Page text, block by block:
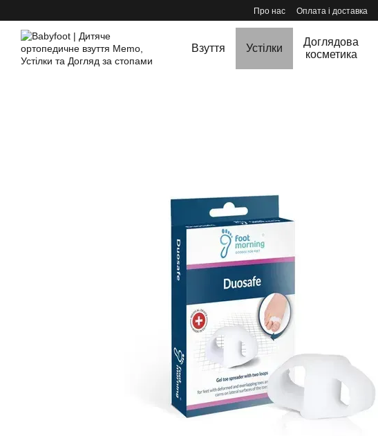
Про нас Оплата і доставка
Взуття Устілки
Доглядова
косметика